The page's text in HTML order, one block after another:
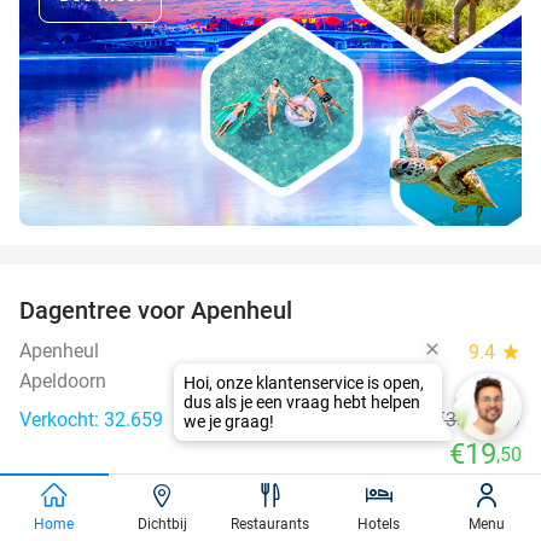
Dagentree voor Apenheul
Apenheul 9.4 star
Apeldoorn
Verkocht: 32.659
€30 ,50
€19,50
favorite_border
Home Dichtbij Restaurants Hotels Menu